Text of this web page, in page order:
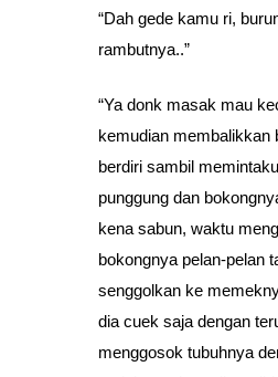
“Dah gede kamu ri,
rambutnya..”
“Ya donk masak mau
kemudian membalikkan
berdiri sambil
punggung dan
kena sabun, waktu
bokongnya pelan-pelan
senggolkan ke
dia cuek saja dengan
menggosok tubuhnya